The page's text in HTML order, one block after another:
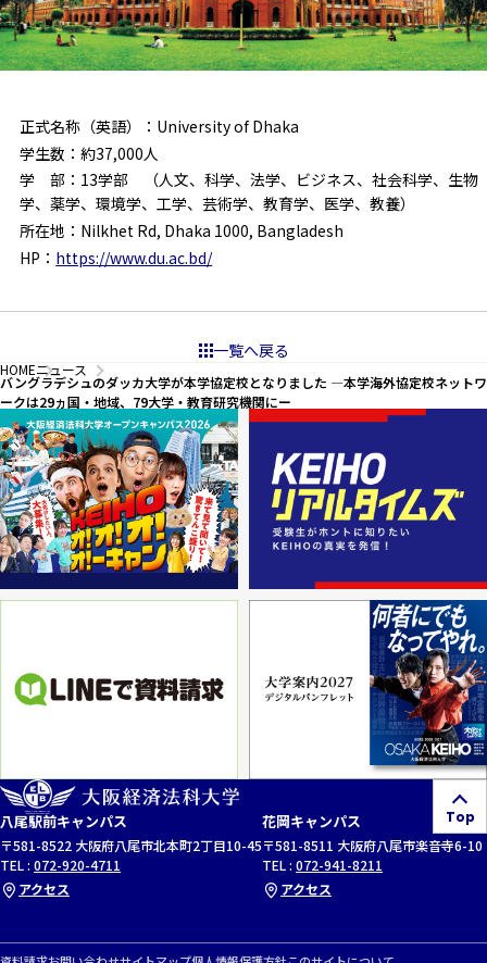
正式名称（英語）：University of Dhaka
学生数：約37,000人
学 部：13学部 （人文、科学、法学、ビジネス、社会科学、生物
学、薬学、環境学、工学、芸術学、教育学、医学、教養）
所在地：Nilkhet Rd, Dhaka 1000, Bangladesh
HP： https://www.du.ac.bd/
一覧へ戻る
HOMEニュース
バングラデシュのダッカ大学が本学協定校となりました —本学海外協定校ネットワ
ークは29ヵ国・地域、79大学・教育研究機関にー
八尾駅前キャンパス
〒581-8522 大阪府八尾市北本町2丁目10-45
TEL : 072-920-4711
アクセス
花岡キャンパス
〒581-8511 大阪府八尾市楽音寺6-10
TEL : 072-941-8211
アクセス
Top